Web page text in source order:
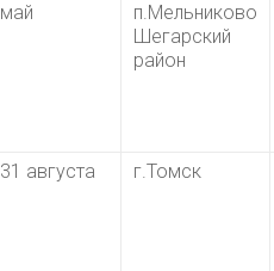
май
п.Мельниково
Шегарский
район
31 августа г.Томск